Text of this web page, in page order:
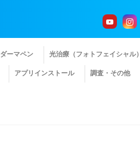
ダーマペン 光治療（フォトフェイシャル）
アプリインストール 調査・その他